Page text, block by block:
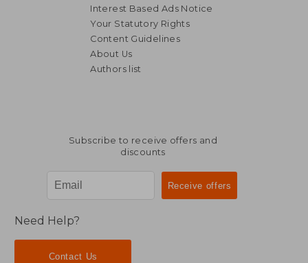
Interest Based Ads Notice
Your Statutory Rights
Content Guidelines
About Us
Authors list
Subscribe to receive offers and
discounts
Need Help?
Contact Us